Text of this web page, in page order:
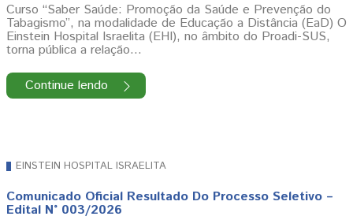
Curso “Saber Saúde: Promoção da Saúde e Prevenção do
Tabagismo”, na modalidade de Educação a Distância (EaD) O
Einstein Hospital Israelita (EHI), no âmbito do Proadi-SUS,
torna pública a relação…
Continue lendo
EINSTEIN HOSPITAL ISRAELITA
Comunicado Oficial Resultado Do Processo Seletivo –
Edital N° 003/2026